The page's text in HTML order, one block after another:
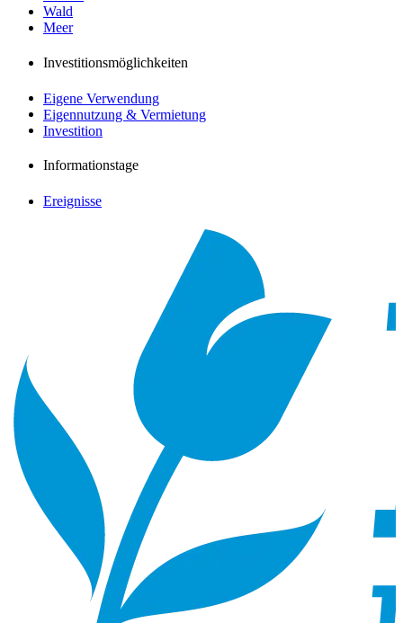
Wald
Meer
Investitionsmöglichkeiten
Eigene Verwendung
Eigennutzung & Vermietung
Investition
Informationstage
Ereignisse